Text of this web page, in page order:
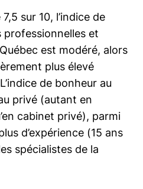
sur 10, l’indice de
professionnelles et
est modéré, alors
plus élevé
de bonheur au
privé (autant en
cabinet privé), parmi
d’expérience (15 ans
spécialistes de la